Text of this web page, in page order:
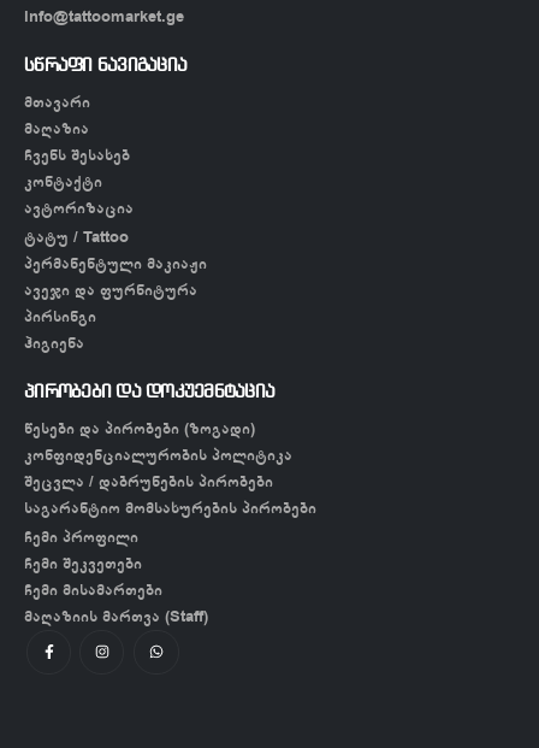
info@tattoomarket.ge
სწრაფი ნავიგაცია
მთავარი
მაღაზია
ჩვენს შესახებ
კონტაქტი
ავტორიზაცია
ტატუ / Tattoo
პერმანენტული მაკიაჟი
ავეჯი და ფურნიტურა
პირსინგი
ჰიგიენა
პირობები და დოკუემნტაცია
წესები და პირობები (ზოგადი)
კონფიდენციალურობის პოლიტიკა
შეცვლა / დაბრუნების პირობები
საგარანტიო მომსახურების პირობები
ჩემი პროფილი
ჩემი შეკვეთები
ჩემი მისამართები
მაღაზიის მართვა (Staff)